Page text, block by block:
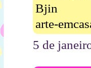
Bjin
arte-
5 de